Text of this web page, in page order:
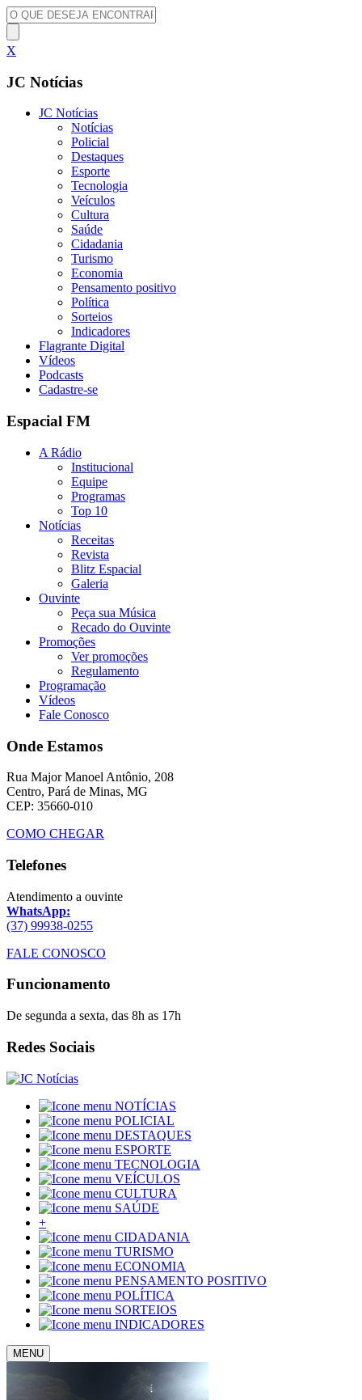
X
JC Notícias
JC Notícias
Notícias
Policial
Destaques
Esporte
Tecnologia
Veículos
Cultura
Saúde
Cidadania
Turismo
Economia
Pensamento positivo
Política
Sorteios
Indicadores
Flagrante Digital
Vídeos
Podcasts
Cadastre-se
Espacial FM
A Rádio
Institucional
Equipe
Programas
Top 10
Notícias
Receitas
Revista
Blitz Espacial
Galeria
Ouvinte
Peça sua Música
Recado do Ouvinte
Promoções
Ver promoções
Regulamento
Programação
Vídeos
Fale Conosco
Onde Estamos
Rua Major Manoel Antônio, 208
Centro, Pará de Minas, MG
CEP: 35660-010
COMO CHEGAR
Telefones
Atendimento a ouvinte
WhatsApp:
(37) 99938-0255
FALE CONOSCO
Funcionamento
De segunda a sexta, das 8h as 17h
Redes Sociais
NOTÍCIAS
POLICIAL
DESTAQUES
ESPORTE
TECNOLOGIA
VEÍCULOS
CULTURA
SAÚDE
+
CIDADANIA
TURISMO
ECONOMIA
PENSAMENTO POSITIVO
POLÍTICA
SORTEIOS
INDICADORES
MENU